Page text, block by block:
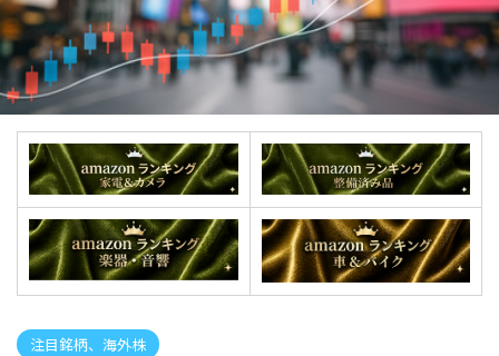
注目銘柄、海外株